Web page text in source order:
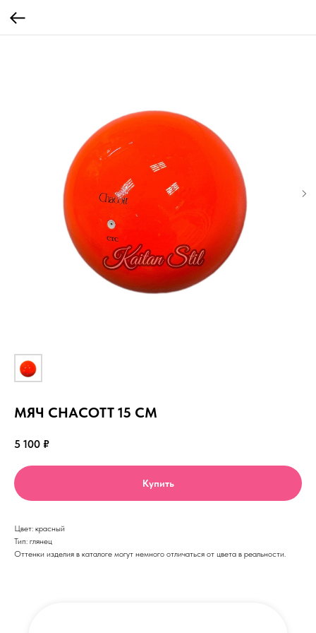
МЯЧ CHACOTT 15 СМ
5 100 ₽
Купить
Цвет: красный
Тип: глянец
Оттенки изделия в каталоге могут немного отличаться от цвета в реальности.